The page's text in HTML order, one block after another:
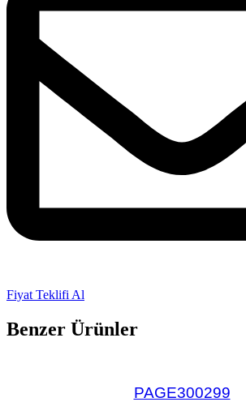
Fiyat Teklifi Al
Benzer Ürünler
PAGE300299